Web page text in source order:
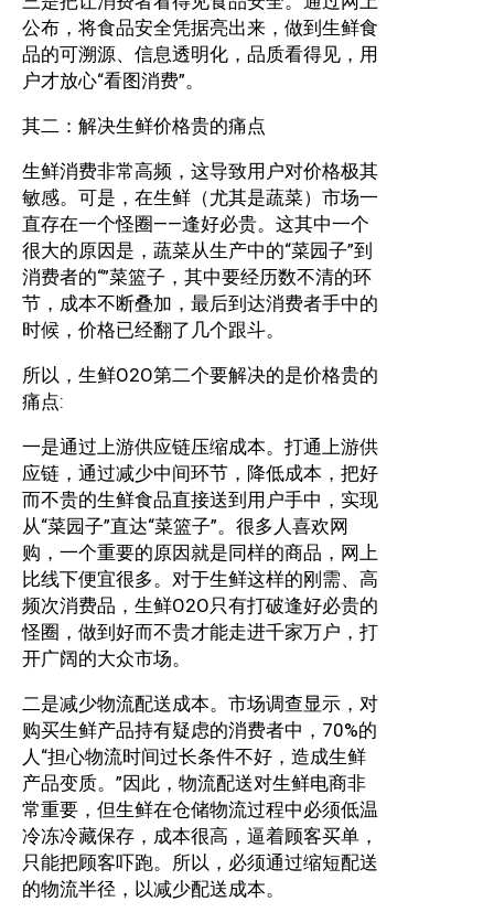
公布，将食品安全凭据亮出来，做到生鲜食
品的可溯源、信息透明化，品质看得见，用
户才放心“看图消费”。
其二：解决生鲜价格贵的痛点
生鲜消费非常高频，这导致用户对价格极其
敏感。可是，在生鲜（尤其是蔬菜）市场一
直存在一个怪圈——逢好必贵。这其中一个
很大的原因是，蔬菜从生产中的“菜园子”到
消费者的“”菜篮子，其中要经历数不清的环
节，成本不断叠加，最后到达消费者手中的
时候，价格已经翻了几个跟斗。
所以，生鲜O2O第二个要解决的是价格贵的
痛点:
一是通过上游供应链压缩成本。打通上游供
应链，通过减少中间环节，降低成本，把好
而不贵的生鲜食品直接送到用户手中，实现
从“菜园子”直达“菜篮子”。很多人喜欢网
购，一个重要的原因就是同样的商品，网上
比线下便宜很多。对于生鲜这样的刚需、高
频次消费品，生鲜O2O只有打破逢好必贵的
怪圈，做到好而不贵才能走进千家万户，打
开广阔的大众市场。
二是减少物流配送成本。市场调查显示，对
购买生鲜产品持有疑虑的消费者中，70%的
人“担心物流时间过长条件不好，造成生鲜
产品变质。”因此，物流配送对生鲜电商非
常重要，但生鲜在仓储物流过程中必须低温
冷冻冷藏保存，成本很高，逼着顾客买单，
只能把顾客吓跑。所以，必须通过缩短配送
的物流半径，以减少配送成本。